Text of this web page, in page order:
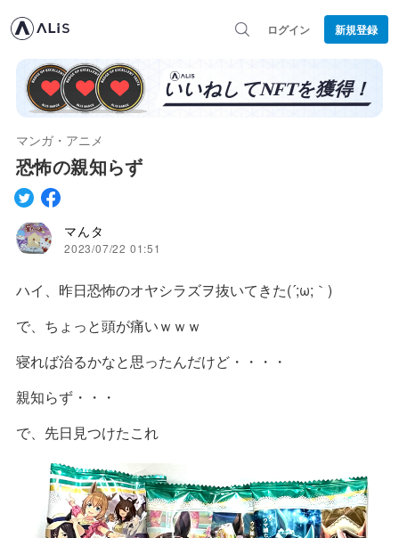
ログイン 新規登録
マンガ・アニメ
恐怖の親知らず
マんタ
2023/07/22 01:51
ハイ、昨日恐怖のオヤシラズヲ抜いてきた(´;ω;｀)
で、ちょっと頭が痛いｗｗｗ
寝れば治るかなと思ったんだけど・・・・
親知らず・・・
で、先日見つけたこれ